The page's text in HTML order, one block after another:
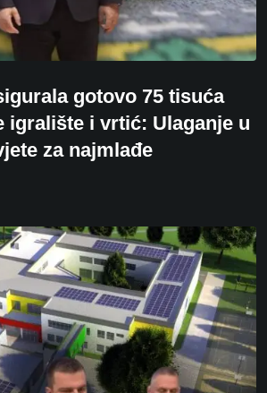
gotovo 75 tisuća
igralište i vrtić: Ulaganje u
za najmlađe